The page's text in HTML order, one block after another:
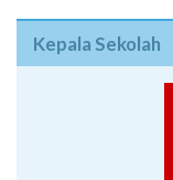
Kepala Sekolah